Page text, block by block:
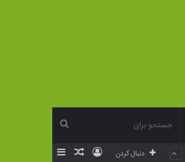
نوشته
ورود دنبال کردن